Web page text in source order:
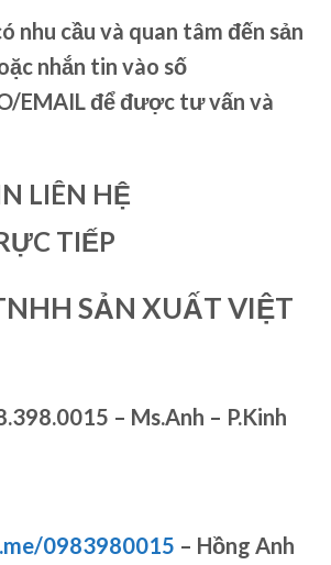
nhu cầu và quan tâm đến sản
nhắn tin vào số
EMAIL để được tư vấn và
LIÊN HỆ
TIẾP
SẢN XUẤT VIỆT
– Ms.Anh – P.Kinh
0983980015 – Hồng Anh